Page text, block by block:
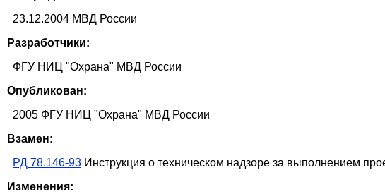
23.12.2004 МВД России
Разработчики:
ФГУ НИЦ "Охрана" МВД России
Опубликован:
2005 ФГУ НИЦ "Охрана" МВД России
Взамен:
РД 78.146-93 Инструкция о техническом надзоре за выполнением
Изменения: